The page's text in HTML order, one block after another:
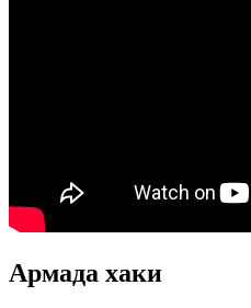
Армада хаки